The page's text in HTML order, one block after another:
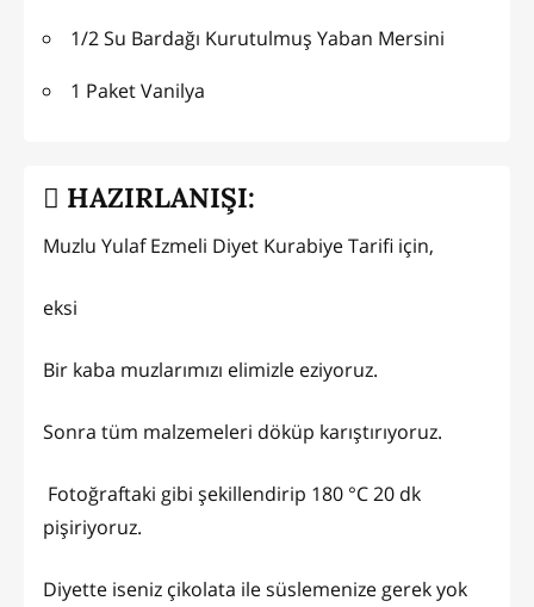
1/2 Su Bardağı Kurutulmuş Yaban Mersini
1 Paket Vanilya
HAZIRLANIŞI:
Muzlu Yulaf Ezmeli Diyet Kurabiye Tarifi için,
eksi
Bir kaba muzlarımızı elimizle eziyoruz.
Sonra tüm malzemeleri döküp karıştırıyoruz.
Fotoğraftaki gibi şekillendirip 180 °C 20 dk
pişiriyoruz.
Diyette iseniz çikolata ile süslemenize gerek yok